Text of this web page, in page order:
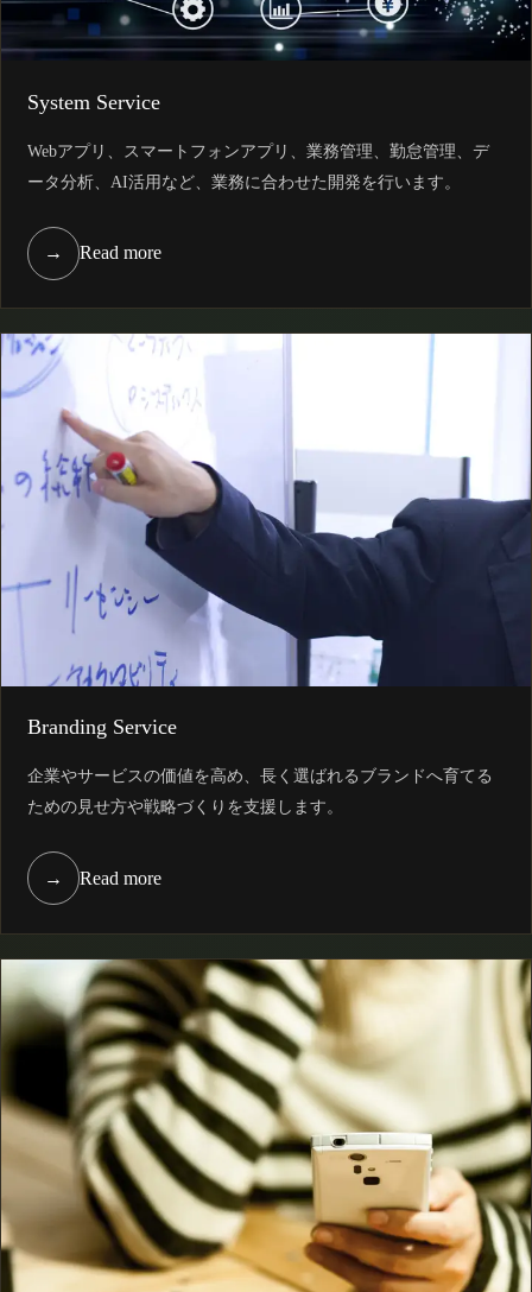
System Service
Webアプリ、スマートフォンアプリ、業務管理、勤怠管理、デ
ータ分析、AI活用など、業務に合わせた開発を行います。
→ Read more
Branding Service
企業やサービスの価値を高め、長く選ばれるブランドへ育てる
ための見せ方や戦略づくりを支援します。
→ Read more